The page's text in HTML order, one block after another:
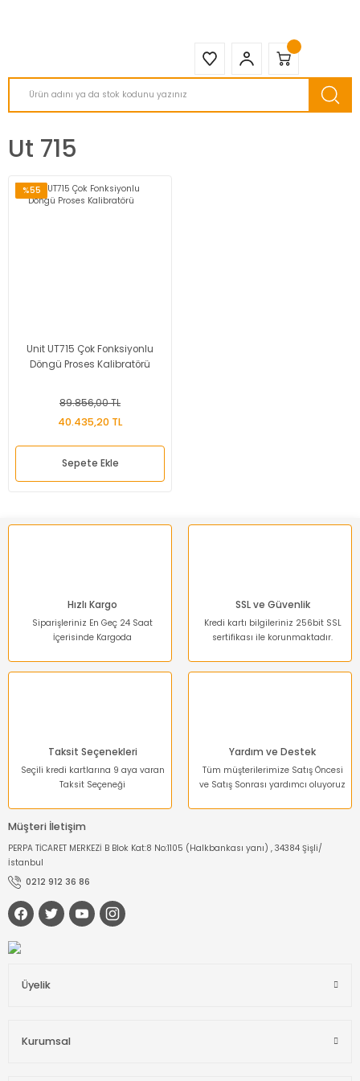
Ut 715
%55
Unit UT715 Çok Fonksiyonlu
Döngü Proses Kalibratörü
89.856,00 TL
40.435,20 TL
Sepete Ekle
Hızlı Kargo
Siparişleriniz En Geç 24 Saat
İçerisinde Kargoda
SSL ve Güvenlik
Kredi kartı bilgileriniz 256bit SSL
sertifikası ile korunmaktadır.
Taksit Seçenekleri
Seçili kredi kartlarına 9 aya varan
Taksit Seçeneği
Yardım ve Destek
Tüm müşterilerimize Satış Öncesi
ve Satış Sonrası yardımcı oluyoruz
Müşteri İletişim
PERPA TİCARET MERKEZİ B Blok Kat:8 No:1105 (Halkbankası yanı) , 34384 Şişli/
İstanbul
0212 912 36 86
Üyelik
Kurumsal